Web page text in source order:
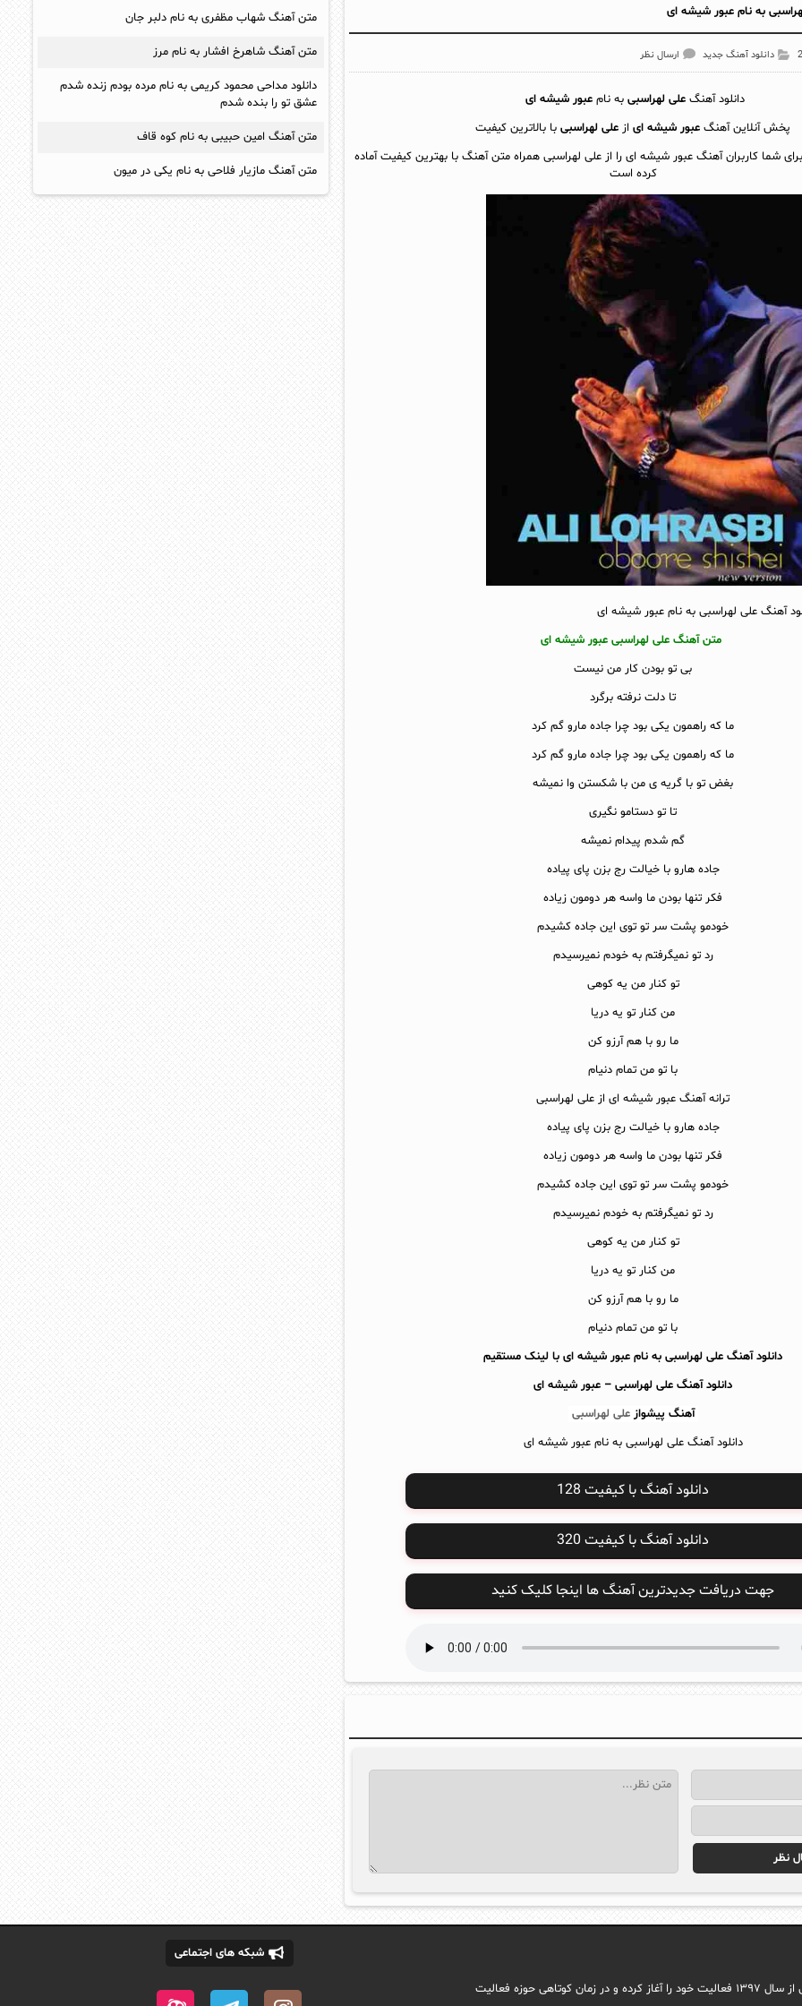
به نام عبور شیشه ای
دانلود آهنگ جدید ارسال نظر
دانلود آهنگعلی لهراسبی به نامعبور شیشه ای
پخش آنلاين آهنگ عبور شیشه ای از علی لهراسبی با بالاترین کیفیت
شما کاربران آهنگ عبور شیشه ای را از علی لهراسبی همراه متن آهنگ با بهترین کیفیت آماده
کرده است
آهنگ علی لهراسبی به نام عبور شیشه ای
متن آهنگ علی لهراسبی عبور شیشه ای
بی تو بودن کار من نیست
تا دلت نرفته برگرد
ما که راهمون یکی بود چرا جاده مارو گم کرد
ما که راهمون یکی بود چرا جاده مارو گم کرد
بغض تو با گریه ی من با شکستن وا نمیشه
تا تو دستامو نگیری
گم شدم پیدام نمیشه
جاده هارو با خیالت رج بزن پای پیاده
فکر تنها بودن ما واسه هر دومون زیاده
خودمو پشت سر تو توی این جاده کشیدم
رد تو نمیگرفتم به خودم نمیرسیدم
تو کنار من یه کوهی
من کنار تو یه دریا
ما رو با هم آرزو کن
با تو من تمام دنیام
ترانه آهنگ عبور شیشه ای از علی لهراسبی
جاده هارو با خیالت رج بزن پای پیاده
فکر تنها بودن ما واسه هر دومون زیاده
خودمو پشت سر تو توی این جاده کشیدم
رد تو نمیگرفتم به خودم نمیرسیدم
تو کنار من یه کوهی
من کنار تو یه دریا
ما رو با هم آرزو کن
با تو من تمام دنیام
دانلود آهنگ علی لهراسبی به نام عبور شیشه ای با لینک مستقیم
دانلود آهنگ علی لهراسبی – عبور شیشه ای
آهنگ پیشواز علی لهراسبی
دانلود آهنگ علی لهراسبی به نام عبور شیشه ای
دانلود آهنگ با کیفیت 128
دانلود آهنگ با کیفیت 320
جهت دریافت جدیدترین آهنگ ها اینجا کلیک کنید
متن آهنگ شهاب مظفری به نام دلبر جان
متن آهنگ شاهرخ افشار به نام مرز
دانلود مداحی محمود کریمی به نام مرده بودم زنده شدم
عشق تو را بنده شدم
متن آهنگ امین حبیبی به نام کوه قاف
متن آهنگ مازیار فلاحی به نام یکی در میون
مجله اینترنتی ایما با هدف راه اندازی سایتی جامع در حوزه اجتماعی وب فارسی از سال ۱۳۹۷ فعالیت خود را آغاز کرده و در زمان کوتاهی حوزه فعالیت
شبکه های اجتماعی